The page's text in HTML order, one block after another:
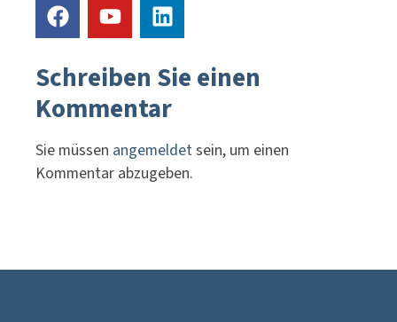
Schreiben Sie einen
Kommentar
Sie müssen angemeldetsein, um einen
Kommentar abzugeben.